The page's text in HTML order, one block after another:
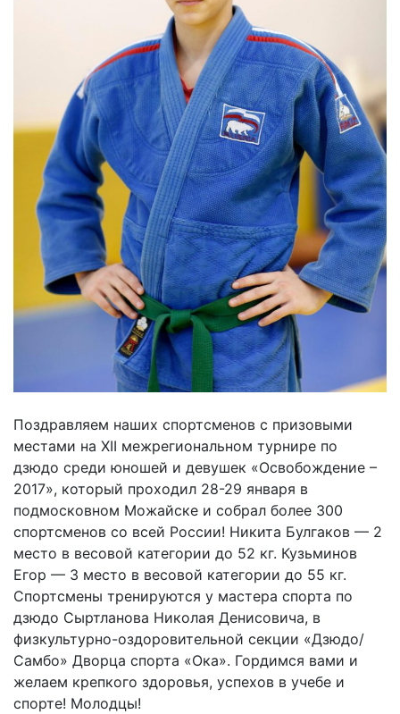
Поздравляем наших спортсменов с призовыми
местами на XII межрегиональном турнире по
дзюдо среди юношей и девушек «Освобождение –
2017», который проходил 28-29 января в
подмосковном Можайске и собрал более 300
спортсменов со всей России! Никита Булгаков — 2
место в весовой категории до 52 кг. Кузьминов
Егор — 3 место в весовой категории до 55 кг.
Спортсмены тренируются у мастера спорта по
дзюдо Сыртланова Николая Денисовича, в
физкультурно-оздоровительной секции «Дзюдо/
Самбо» Дворца спорта «Ока». Гордимся вами и
желаем крепкого здоровья, успехов в учебе и
спорте! Молодцы!